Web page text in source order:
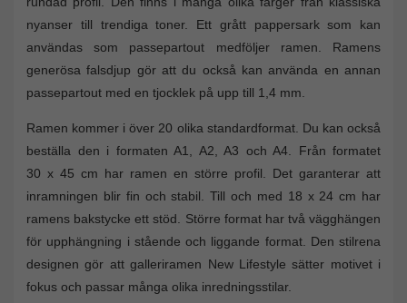
nyanser till trendiga toner. Ett grått pappersark som kan
användas som passepartout medföljer ramen. Ramens
generösa falsdjup gör att du också kan använda en annan
passepartout med en tjocklek på upp till 1,4 mm.
Ramen kommer i över 20 olika standardformat. Du kan också
beställa den i formaten A1, A2, A3 och A4. Från formatet
30 x 45 cm har ramen en större profil. Det garanterar att
inramningen blir fin och stabil. Till och med 18 x 24 cm har
ramens bakstycke ett stöd. Större format har två vägghängen
för upphängning i stående och liggande format. Den stilrena
designen gör att galleriramen New Lifestyle sätter motivet i
fokus och passar många olika inredningsstilar.